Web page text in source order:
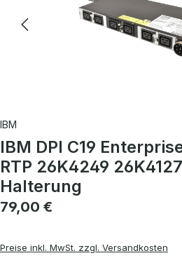
IBM
IBM DPI C19
RTP 26K4249
Halterung
Regulärer Preis:
79,00 €
Preise inkl. MwSt. zzgl. Versandkosten